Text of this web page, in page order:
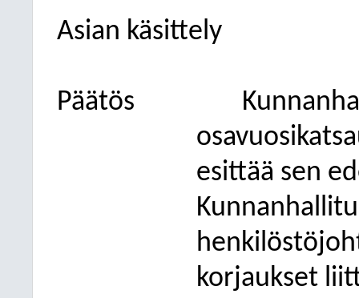
Asian käsittely
Päätös
esittää sen
korjaukset